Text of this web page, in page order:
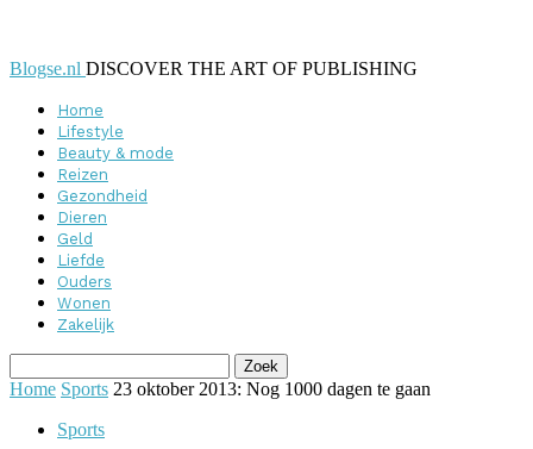
Blogse.nl DISCOVER THE ART OF PUBLISHING
Home
Lifestyle
Beauty & mode
Reizen
Gezondheid
Dieren
Geld
Liefde
Ouders
Wonen
Zakelijk
Home Sports 23 oktober 2013: Nog 1000 dagen te gaan
Sports